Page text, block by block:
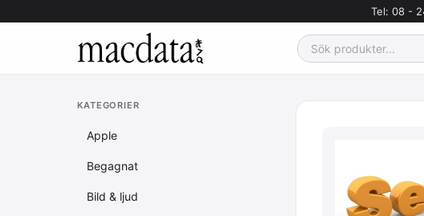
Tel: 08 -
KATEGORIER
Apple
Begagnat
Bild & ljud